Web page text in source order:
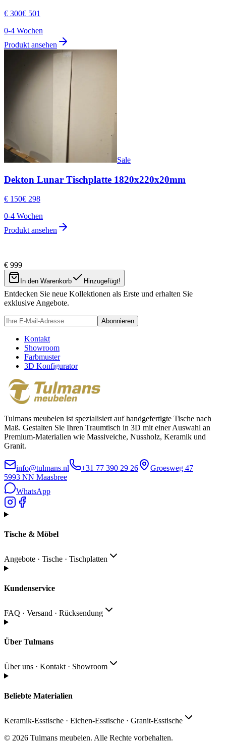
€ 300€ 501
0-4 Wochen
Produkt ansehen
Sale
Dekton Lunar Tischplatte 1820x220x20mm
€ 150€ 298
0-4 Wochen
Produkt ansehen
€ 999
In den Warenkorb Hinzugefügt!
Newsletter
Entdecken Sie neue Kollektionen als Erste und erhalten Sie
exklusive Angebote.
Abonnieren
Kontakt
Showroom
Farbmuster
3D Konfigurator
Tulmans meubelen ist spezialisiert auf handgefertigte Tische nach
Maß. Gestalten Sie Ihren Traumtisch in 3D mit einer Auswahl an
Premium-Materialien wie Massiveiche, Nussholz, Keramik und
Granit.
info@tulmans.nl +31 77 390 29 26
Groesweg 47
5993 NN Maasbree
WhatsApp
Tische & Möbel
Angebote · Tische · Tischplatten
Kundenservice
FAQ · Versand · Rücksendung
Über Tulmans
Über uns · Kontakt · Showroom
Beliebte Materialien
Keramik-Esstische · Eichen-Esstische · Granit-Esstische
© 2026 Tulmans meubelen. Alle Rechte vorbehalten.